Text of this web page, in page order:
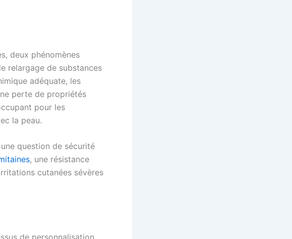
deux phénomènes
relargage de substances
adéquate, les
perte de propriétés
pour les
la peau.
question de sécurité
, une résistance
cutanées sévères
de personnalisation.